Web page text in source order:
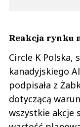
Reakcja rynku
Circle K Polska,
kanadyjskiego
podpisała z
dotyczącą
wszystkie akcje